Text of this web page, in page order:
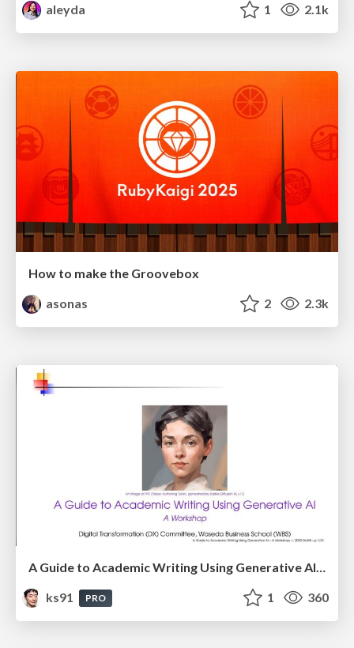
aleyda
1 2.1k
How to make the Groovebox
asonas
2 2.3k
A Guide to Academic Writing Using Generative AI - A Workshop
ks91
PRO 1 360